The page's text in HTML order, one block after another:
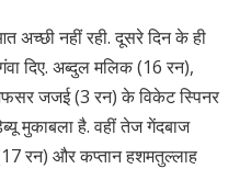
अच्छी नहीं रही. दूसरे दिन के ही
दिए. अब्दुल मलिक (16 रन),
जजई (3 रन) के विकेट स्पिनर
मुकाबला है. वहीं तेज गेंदबाज
रन) और कप्तान हशमतुल्लाह